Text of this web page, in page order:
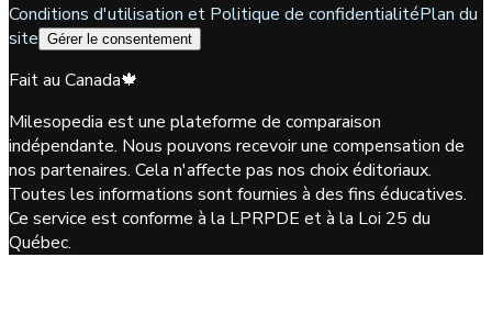
Conditions d'utilisation et Politique de confidentialitéPlan du
site Gérer le consentement
Fait au Canada🍁
Milesopedia est une plateforme de comparaison
indépendante. Nous pouvons recevoir une compensation de
nos partenaires. Cela n'affecte pas nos choix éditoriaux.
Toutes les informations sont fournies à des fins éducatives.
Ce service est conforme à la LPRPDE et à la Loi 25 du
Québec.